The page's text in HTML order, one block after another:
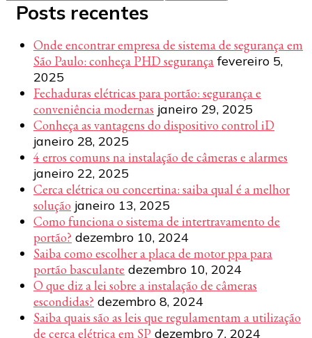
Posts recentes
Onde encontrar empresa de sistema de segurança em
São Paulo: conheça PHD segurança fevereiro 5,
2025
Fechaduras elétricas para portão: segurança e
conveniência modernas janeiro 29, 2025
Conheça as vantagens do dispositivo control iD
janeiro 28, 2025
4 erros comuns na instalação de câmeras e alarmes
janeiro 22, 2025
Cerca elétrica ou concertina: saiba qual é a melhor
solução janeiro 13, 2025
Como funciona o sistema de intertravamento de
portão? dezembro 10, 2024
Saiba como escolher a placa de motor ppa para
portão basculante dezembro 10, 2024
O que diz a lei sobre a instalação de câmeras
escondidas? dezembro 8, 2024
Saiba quais são as leis que regulamentam a utilização
de cerca elétrica em SP dezembro 7, 2024